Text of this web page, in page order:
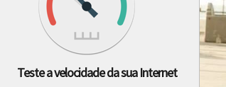
Teste a velocidade da sua Internet